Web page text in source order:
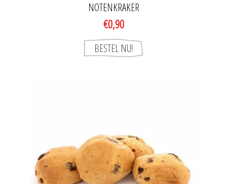
NOTENKRAKER
€0,90